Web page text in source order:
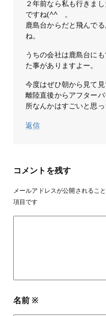
２年前なら私も行きま
ですね(^^ゞ。
鹿島台からだと飛んで
ね。
うちの会社は鹿島台に
た事がありますよー。
今度はぜひ朝から見て見
離陸直後からアフター
所なんかはすごいと思っ
返信
コメントを残す
メールアドレスが公開されること
項目です
名前 ※